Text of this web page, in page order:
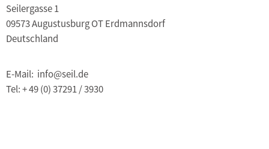
Seilergasse 1
09573 Augustusburg OT Erdmannsdorf
Deutschland
E-Mail: info@seil.de
Tel: + 49 (0) 37291 / 3930